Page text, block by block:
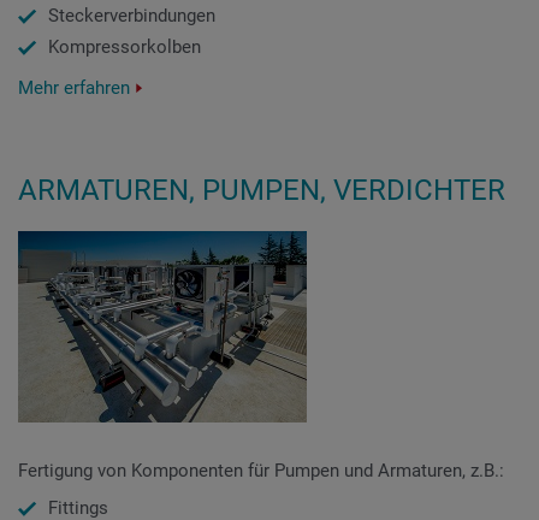
Steckerverbindungen
Kompressorkolben
Mehr erfahren
ARMATUREN, PUMPEN, VERDICHTER
Fertigung von Komponenten für Pumpen und Armaturen, z.B.:
Fittings